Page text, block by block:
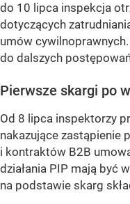
do 10 lipca inspekcja
dotyczących
umów
do dalszych
Pierwsze skargi po
Od 8 lipca inspektorzy
nakazujące zastąpienie
i kontraktów B2B
działania PIP mają być
na podstawie skarg